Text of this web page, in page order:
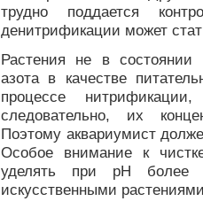
трудно поддается
денитрификации может
Растения не в состоянии
азота в качестве
процессе
следовательно, их
Поэтому аквариумист
Особое внимание к
уделять при рН
искусственными